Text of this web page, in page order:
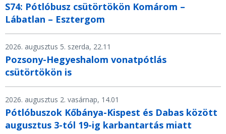
S74: Pótlóbusz csütörtökön Komárom –
Lábatlan – Esztergom
2026. augusztus 5. szerda, 22.11
Pozsony-Hegyeshalom vonatpótlás
csütörtökön is
2026. augusztus 2. vasárnap, 14.01
Pótlóbuszok Kőbánya-Kispest és Dabas között
augusztus 3-tól 19-ig karbantartás miatt